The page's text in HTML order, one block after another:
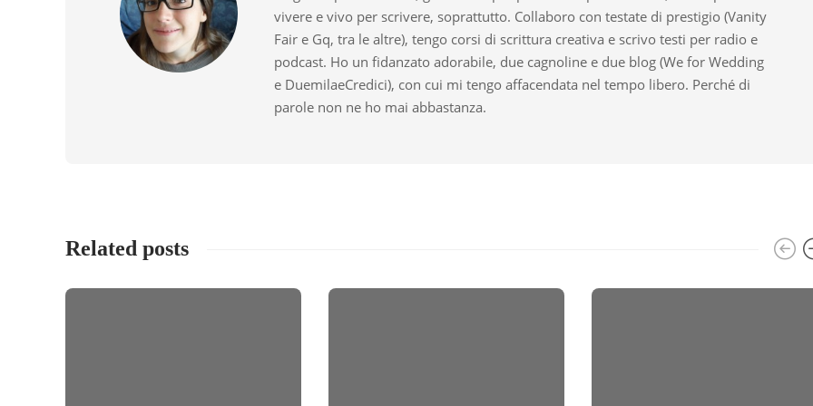
vivere e vivo per scrivere, soprattutto. Collaboro con testate di prestigio (Vanity
Fair e Gq, tra le altre), tengo corsi di scrittura creativa e scrivo testi per radio e
podcast. Ho un fidanzato adorabile, due cagnoline e due blog (We for Wedding
e DuemilaeCredici), con cui mi tengo affacendata nel tempo libero. Perché di
parole non ne ho mai abbastanza.
Related posts